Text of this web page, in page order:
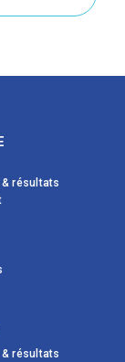
résultats
résultats